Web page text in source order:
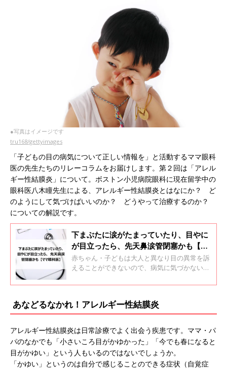
●写真はイメージです
tru168/gettyimages
「子どもの目の病気について正しい情報を」と活動するママ眼科
医の先生たちのリレーコラムをお届けします。第２回は「アレル
ギー性結膜炎」について。ボストン小児病院眼科に現在留学中の
眼科医八木瞳先生による、アレルギー性結膜炎とはなにか？ ど
のようにして気づけばいいのか？ どうやって治療するのか？
についての解説です。
下まぶたに涙がたまっていたり、目やに
が目立ったら、先天鼻涙管閉塞かも【マ
マ眼科医】
赤ちゃん・子どもは大人と異なり目の異常を訴
えることができないので、病気に気づかないこ
しい情報を」と活動するママ眼科医の先生たち
天鼻涙管閉塞（せんてんびるいかんへいそ
く）」について。獨協医科大学・眼科学教室の
古藪幸貴子先生による解説です。
あなどるなかれ！アレルギー性結膜炎
アレルギー性結膜炎は日常診療でよく出会う疾患です。ママ・パ
パのなかでも「小さいころ目がかゆかった」「今でも春になると
目がかゆい」という人もいるのではないでしょうか。
「かゆい」というのは自分で感じることのできる症状（自覚症